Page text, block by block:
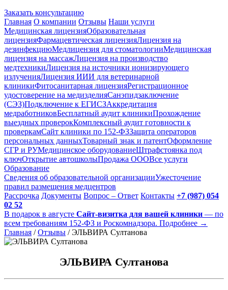
Заказать консультацию
Главная О компании Отзывы Наши услуги
Медицинская лицензияОбразовательная
лицензияФармацевтическая лицензияЛицензия на
дезинфекциюМедлицензия для стоматологииМедицинская
лицензия на массажЛицензия на производство
медтехникиЛицензия на источники ионизирующего
излученияЛицензия ИИИ для ветеринарной
клиникиФитосанитарная лицензияРегистрационное
удостоверение на медизделияСанэпидзаключение
(СЭЗ)Подключение к ЕГИСЗАккредитация
медработниковБесплатный аудит клиникиПрохождение
выездных проверокКомплексный аудит готовности к
проверкамСайт клиники по 152-ФЗЗащита операторов
персональных данныхТоварный знак и патентОформление
СГР и РУМедицинское оборудованиеШтрафстоянка под
ключОткрытие автошколыПродажа ОООВсе услуги
Образование
Сведения об образовательной организацииУжесточение
правил размещения медцентров
Рассрочка Документы Вопрос – Ответ Контакты +7 (987) 054
02 52
В подарок в августе Сайт-визитка для вашей клиники — по
всем требованиям 152-ФЗ и Роскомнадзора. Подробнее →
Главная / Отзывы / ЭЛЬВИРА Султанова
ЭЛЬВИРА Султанова